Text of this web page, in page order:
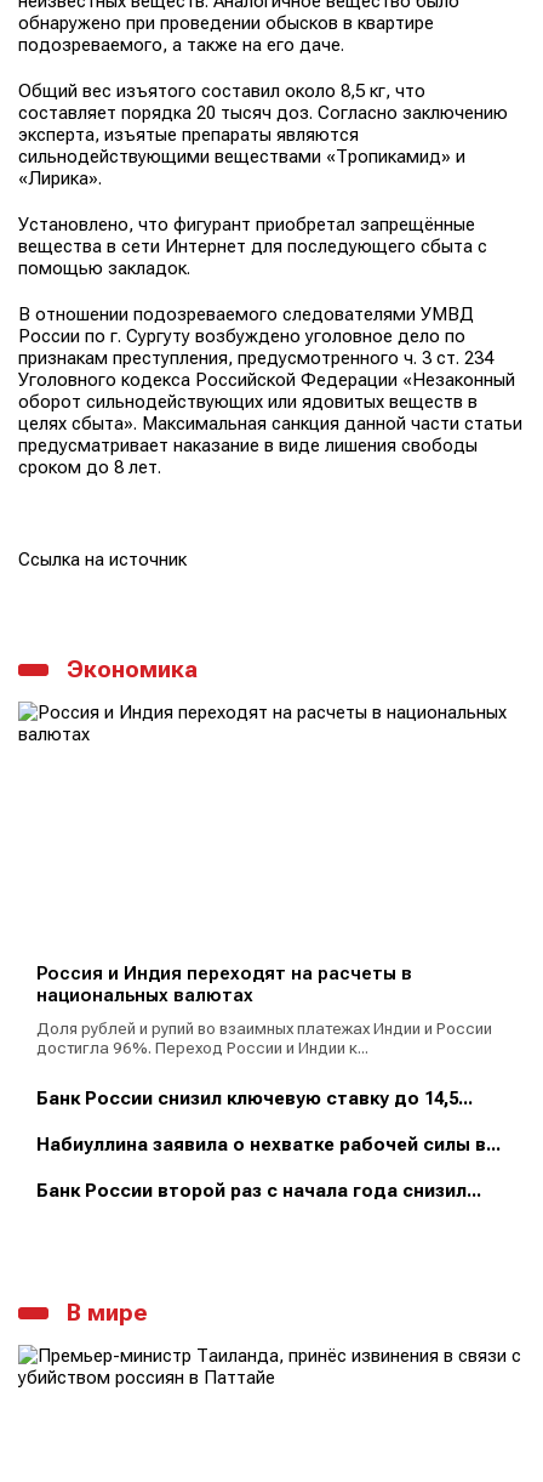
обнаружено при проведении обысков в квартире
подозреваемого, а также на его даче.
Общий вес изъятого составил около 8,5 кг, что
составляет порядка 20 тысяч доз. Согласно заключению
эксперта, изъятые препараты являются
сильнодействующими веществами «Тропикамид» и
«Лирика».
Установлено, что фигурант приобретал запрещённые
вещества в сети Интернет для последующего сбыта с
помощью закладок.
В отношении подозреваемого следователями УМВД
России по г. Сургуту возбуждено уголовное дело по
признакам преступления, предусмотренного ч. 3 ст. 234
Уголовного кодекса Российской Федерации «Незаконный
оборот сильнодействующих или ядовитых веществ в
целях сбыта». Максимальная санкция данной части статьи
предусматривает наказание в виде лишения свободы
сроком до 8 лет.
Ссылка на источник
Экономика
Россия и Индия переходят на расчеты в
национальных валютах
Доля рублей и рупий во взаимных платежах Индии и России
достигла 96%. Переход России и Индии к...
Банк России снизил ключевую ставку до 14,5...
Набиуллина заявила о нехватке рабочей силы в...
Банк России второй раз с начала года снизил...
В мире